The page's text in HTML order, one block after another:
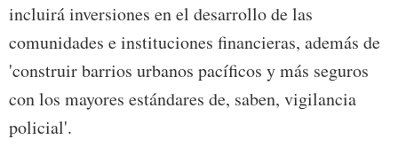
incluirá inversiones en el desarrollo de las
comunidades e instituciones financieras, además de
'construir barrios urbanos pacíficos y más seguros
con los mayores estándares de, saben, vigilancia
policial'.